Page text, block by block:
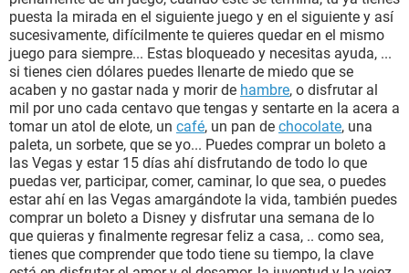
puesta la mirada en el siguiente juego y en el siguiente y así
sucesivamente, difícilmente te quieres quedar en el mismo
juego para siempre... Estas bloqueado y necesitas ayuda, ...
si tienes cien dólares puedes llenarte de miedo que se
acaben y no gastar nada y morir de hambre, o disfrutar al
mil por uno cada centavo que tengas y sentarte en la acera a
tomar un atol de elote, un café, un pan de chocolate, una
paleta, un sorbete, que se yo... Puedes comprar un boleto a
las Vegas y estar 15 días ahí disfrutando de todo lo que
puedas ver, participar, comer, caminar, lo que sea, o puedes
estar ahí en las Vegas amargándote la vida, también puedes
comprar un boleto a Disney y disfrutar una semana de lo
que quieras y finalmente regresar feliz a casa, .. como sea,
tienes que comprender que todo tiene su tiempo, la clave